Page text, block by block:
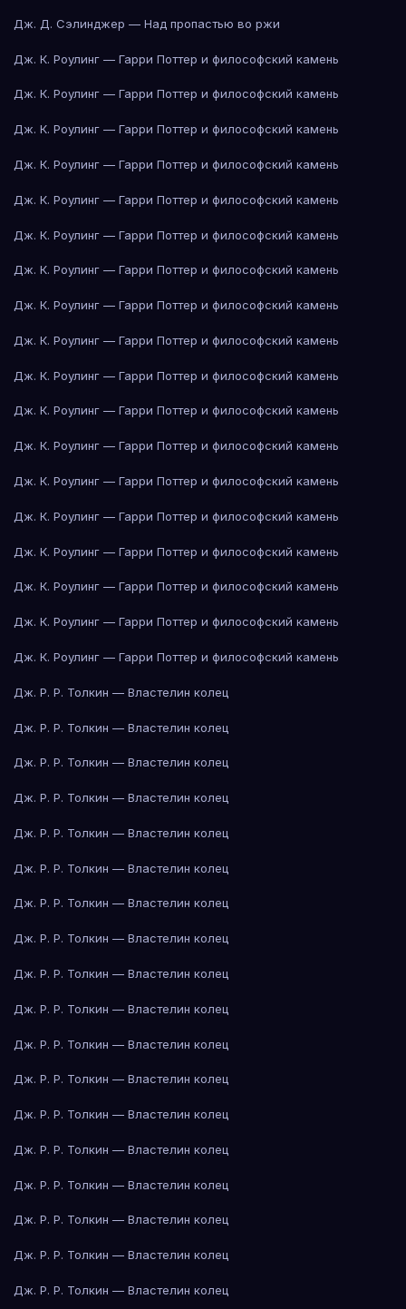
Дж. Д. Сэлинджер — Над пропастью во ржи
Дж. К. Роулинг — Гарри Поттер и философский камень
Дж. К. Роулинг — Гарри Поттер и философский камень
Дж. К. Роулинг — Гарри Поттер и философский камень
Дж. К. Роулинг — Гарри Поттер и философский камень
Дж. К. Роулинг — Гарри Поттер и философский камень
Дж. К. Роулинг — Гарри Поттер и философский камень
Дж. К. Роулинг — Гарри Поттер и философский камень
Дж. К. Роулинг — Гарри Поттер и философский камень
Дж. К. Роулинг — Гарри Поттер и философский камень
Дж. К. Роулинг — Гарри Поттер и философский камень
Дж. К. Роулинг — Гарри Поттер и философский камень
Дж. К. Роулинг — Гарри Поттер и философский камень
Дж. К. Роулинг — Гарри Поттер и философский камень
Дж. К. Роулинг — Гарри Поттер и философский камень
Дж. К. Роулинг — Гарри Поттер и философский камень
Дж. К. Роулинг — Гарри Поттер и философский камень
Дж. К. Роулинг — Гарри Поттер и философский камень
Дж. К. Роулинг — Гарри Поттер и философский камень
Дж. Р. Р. Толкин — Властелин колец
Дж. Р. Р. Толкин — Властелин колец
Дж. Р. Р. Толкин — Властелин колец
Дж. Р. Р. Толкин — Властелин колец
Дж. Р. Р. Толкин — Властелин колец
Дж. Р. Р. Толкин — Властелин колец
Дж. Р. Р. Толкин — Властелин колец
Дж. Р. Р. Толкин — Властелин колец
Дж. Р. Р. Толкин — Властелин колец
Дж. Р. Р. Толкин — Властелин колец
Дж. Р. Р. Толкин — Властелин колец
Дж. Р. Р. Толкин — Властелин колец
Дж. Р. Р. Толкин — Властелин колец
Дж. Р. Р. Толкин — Властелин колец
Дж. Р. Р. Толкин — Властелин колец
Дж. Р. Р. Толкин — Властелин колец
Дж. Р. Р. Толкин — Властелин колец
Дж. Р. Р. Толкин — Властелин колец